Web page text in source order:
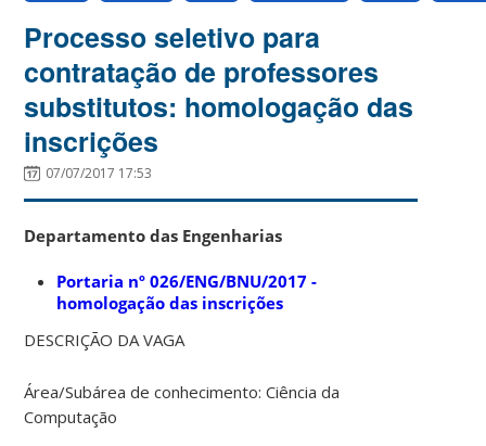
Processo seletivo para
contratação de professores
substitutos: homologação das
inscrições
07/07/2017 17:53
Departamento das Engenharias
Portaria nº 026/ENG/BNU/2017 -
homologação das inscrições
DESCRIÇÃO DA VAGA
Área/Subárea de conhecimento: Ciência da
Computação